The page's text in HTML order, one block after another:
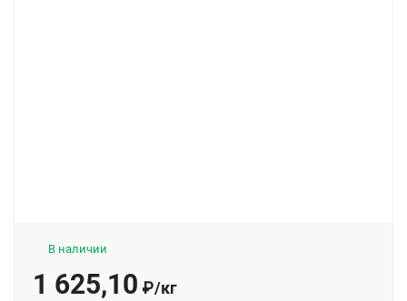
В наличии
1 625,10 ₽/кг